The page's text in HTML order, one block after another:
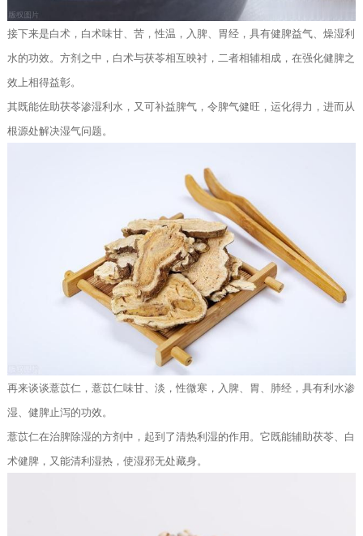
接下来是白术，白术味甘、苦，性温，入脾、胃经，具有健脾益气、燥湿利
水的功效。方剂之中，白术与茯苓相互映衬，二者相辅相成，在强化健脾之
效上相得益彰。
其既能佐助茯苓渗湿利水，又可补益脾气，令脾气健旺，运化得力，进而从
根源处解决湿气问题。
再来谈谈薏苡仁，薏苡仁味甘、淡，性微寒，入脾、胃、肺经，具有利水渗
湿、健脾止泻的功效。
薏苡仁在治脾除湿的方剂中，起到了清热利湿的作用。它既能辅助茯苓、白
术健脾，又能清利湿热，使湿邪无处藏身。